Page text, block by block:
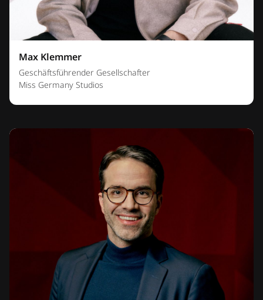
Max Klemmer
Geschäftsführender Gesellschafter
Miss Germany Studios